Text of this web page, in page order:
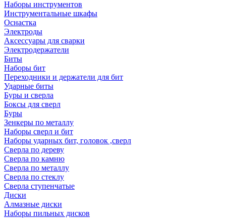
Наборы инструментов
Инструментальные шкафы
Оснастка
Электроды
Аксессуары для сварки
Электродержатели
Биты
Наборы бит
Переходники и держатели для бит
Ударные биты
Буры и сверла
Боксы для сверл
Буры
Зенкеры по металлу
Наборы сверл и бит
Наборы ударных бит, головок ,сверл
Сверла по дереву
Сверла по камню
Сверла по металлу
Сверла по стеклу
Сверла ступенчатые
Диски
Алмазные диски
Наборы пильных дисков